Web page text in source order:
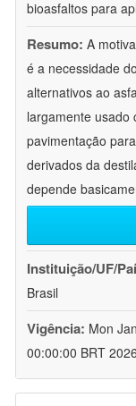
bioasfaltos para
Resumo: A
é a necessidade
alternativos ao
largamente usado
pavimentação
derivados da
depende
Instituição/UF/
Brasil
Vigência: Mon
00:00:00 BRT 2026